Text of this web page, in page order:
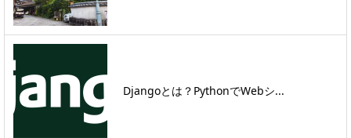
Djangoとは？PythonでWebシ...